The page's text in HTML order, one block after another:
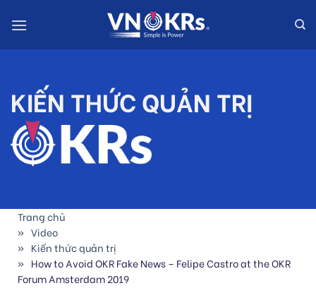
KIẾN THỨC QUẢN TRỊ
Trang chủ
Video
Kiến thức quản trị
How to Avoid OKR Fake News – Felipe Castro at the OKR
Forum Amsterdam 2019